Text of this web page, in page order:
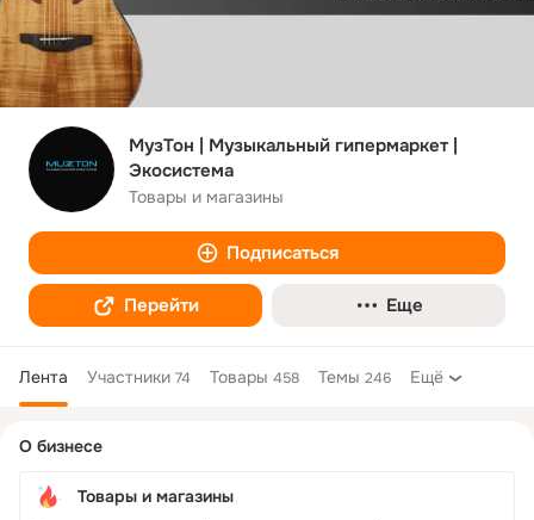
МузТон | Музыкальный гипермаркет |
Экосистема
Товары и магазины
Подписаться
Перейти Еще
Лента Участники 74 Товары 458 Темы 246 Ещё
колонка
О бизнесе
Товары и магазины